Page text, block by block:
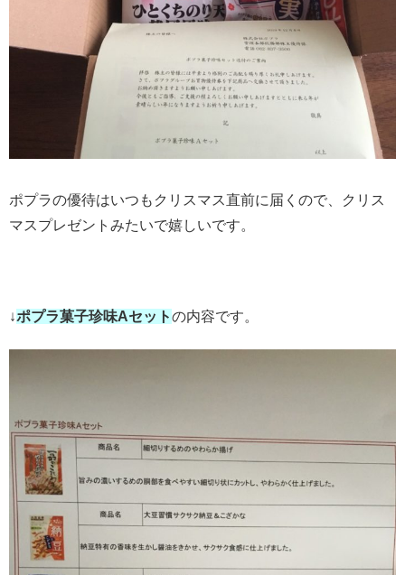
ポプラの優待はいつもクリスマス直前に届くので、クリス
マスプレゼントみたいで嬉しいです。
↓ポプラ菓子珍味Aセットの内容です。